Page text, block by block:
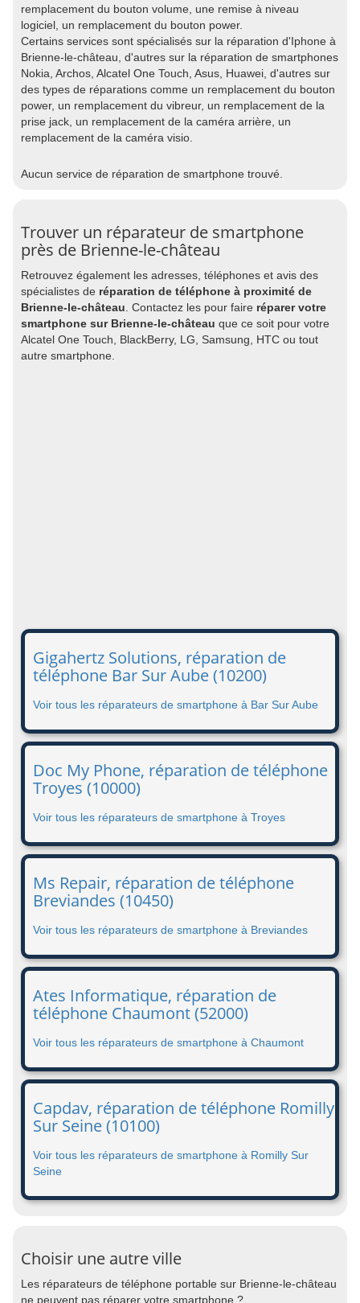
remplacement du bouton volume, une remise à niveau
logiciel, un remplacement du bouton power.
Certains services sont spécialisés sur la réparation d'Iphone à
Brienne-le-château, d'autres sur la réparation de smartphones
Nokia, Archos, Alcatel One Touch, Asus, Huawei, d'autres sur
des types de réparations comme un remplacement du bouton
power, un remplacement du vibreur, un remplacement de la
prise jack, un remplacement de la caméra arrière, un
remplacement de la caméra visio.
Aucun service de réparation de smartphone trouvé.
Trouver un réparateur de smartphone
près de Brienne-le-château
Retrouvez également les adresses, téléphones et avis des
spécialistes de réparation de téléphone à proximité de
Brienne-le-château . Contactez les pour faire réparer votre
smartphone sur Brienne-le-château que ce soit pour votre
Alcatel One Touch, BlackBerry, LG, Samsung, HTC ou tout
autre smartphone.
Gigahertz Solutions, réparation de
téléphone Bar Sur Aube (10200)
Voir tous les réparateurs de smartphone à Bar Sur Aube
Doc My Phone, réparation de téléphone
Troyes (10000)
Voir tous les réparateurs de smartphone à Troyes
Ms Repair, réparation de téléphone
Breviandes (10450)
Voir tous les réparateurs de smartphone à Breviandes
Ates Informatique, réparation de
téléphone Chaumont (52000)
Voir tous les réparateurs de smartphone à Chaumont
Capdav, réparation de téléphone Romilly
Sur Seine (10100)
Voir tous les réparateurs de smartphone à Romilly Sur
Seine
Choisir une autre ville
Les réparateurs de téléphone portable sur Brienne-le-château
ne peuvent pas réparer votre smartphone ?